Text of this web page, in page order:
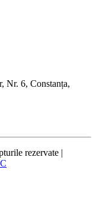
Nr. 6, Constanța,
rezervate |